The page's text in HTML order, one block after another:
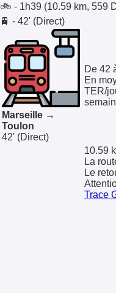
🚲 - 1h39 (10.59 km, 559
🚆 - 42' (Direct)
Marseille →
Toulon
42' (Direct)
De 42
En
TER/
10.59
La
Le
Trace